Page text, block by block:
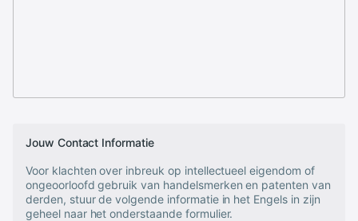
Jouw Contact Informatie
Voor klachten over inbreuk op intellectueel eigendom of
ongeoorloofd gebruik van handelsmerken en patenten van
derden, stuur de volgende informatie in het Engels in zijn
geheel naar het onderstaande formulier.